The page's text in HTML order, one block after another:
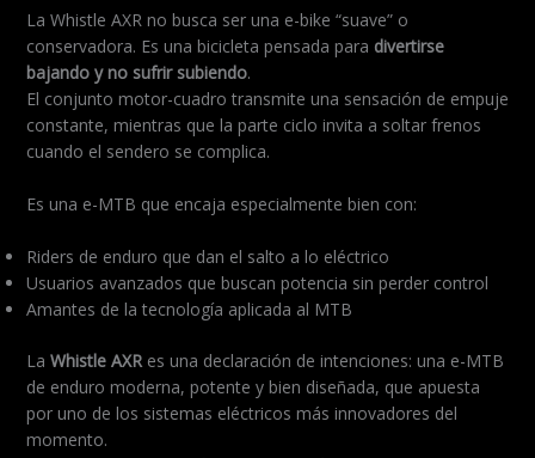
La Whistle AXR no busca ser una e-bike “suave” o
conservadora. Es una bicicleta pensada para divertirse
bajando y no sufrir subiendo.
El conjunto motor-cuadro transmite una sensación de empuje
constante, mientras que la parte ciclo invita a soltar frenos
cuando el sendero se complica.
Es una e-MTB que encaja especialmente bien con:
Riders de enduro que dan el salto a lo eléctrico
Usuarios avanzados que buscan potencia sin perder control
Amantes de la tecnología aplicada al MTB
La Whistle AXRes una declaración de intenciones: una e-MTB
de enduro moderna, potente y bien diseñada, que apuesta
por uno de los sistemas eléctricos más innovadores del
momento.